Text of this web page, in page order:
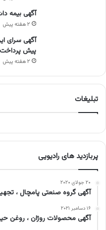
آگهی بیمه دات
۲ هفته پیش
آگهی سرای
پیش پرداخت
۲ هفته پیش
تبلیغات
پربازدید های رادیویی
۲۰ جولای ۲۰۲۰
آگهی گروه صنعتی پامچال ،
۱۶ دسامبر ۲۰۲۱
آگهی محصولات روژان ، روغن